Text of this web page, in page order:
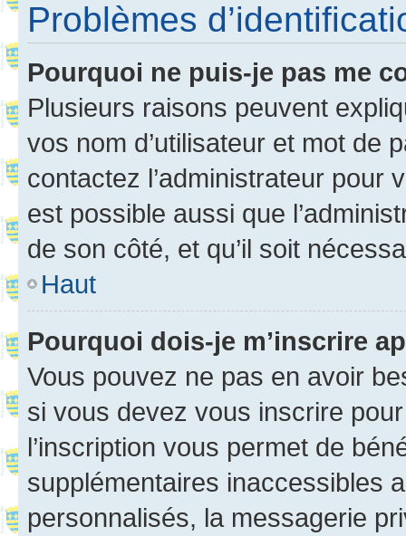
Problèmes
Pourquoi ne puis-je pas me
Plusieurs raisons peuvent
vos nom d’utilisateur et mot de
contactez l’administrateur pour
est possible aussi que
de son côté, et qu’il soit
Haut
Pourquoi dois-je m’inscrire
Vous pouvez ne pas en avoir
si vous devez vous inscrire
l’inscription vous permet de
supplémentaires inaccessibles
personnalisés, la messagerie